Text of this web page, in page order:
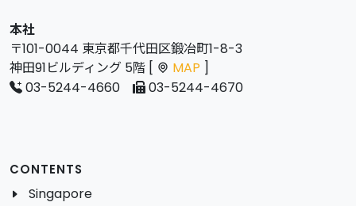
本社
〒101-0044 東京都千代田区鍛冶町1-8-3
神田91ビルディング 5階 [
MAP ]
03-5244-4660
03-5244-4670
CONTENTS
Singapore